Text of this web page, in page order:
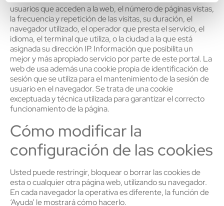
usuarios que acceden a la web, el número de páginas vistas,
la frecuencia y repetición de las visitas, su duración, el
navegador utilizado, el operador que presta el servicio, el
idioma, el terminal que utiliza, o la ciudad a la que está
asignada su dirección IP. Información que posibilita un
mejor y más apropiado servicio por parte de este portal. La
web de usa además una cookie propia de identificación de
sesión que se utiliza para el mantenimiento de la sesión de
usuario en el navegador. Se trata de una cookie
exceptuada y técnica utilizada para garantizar el correcto
funcionamiento de la página.
Cómo modificar la
configuración de las cookies
Usted puede restringir, bloquear o borrar las cookies de
esta o cualquier otra página web, utilizando su navegador.
En cada navegador la operativa es diferente, la función de
‘Ayuda’ le mostrará cómo hacerlo.